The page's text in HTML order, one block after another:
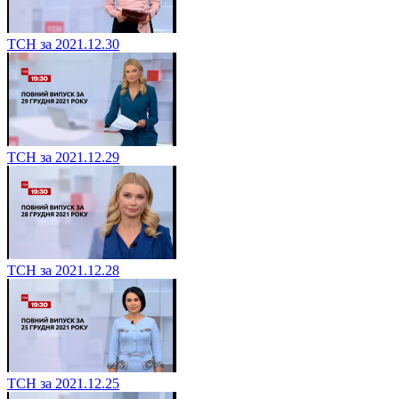
ТСН за 2021.12.30
ТСН за 2021.12.29
ТСН за 2021.12.28
ТСН за 2021.12.25